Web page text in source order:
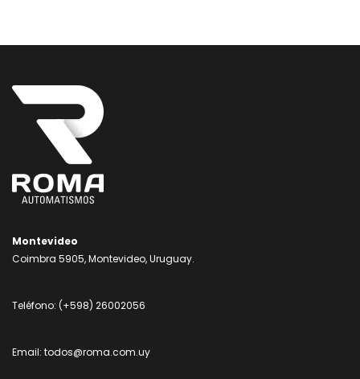
Montevideo
Coimbra 5905, Montevideo, Uruguay.
Teléfono: (+598) 26002056
Email: todos@roma.com.uy